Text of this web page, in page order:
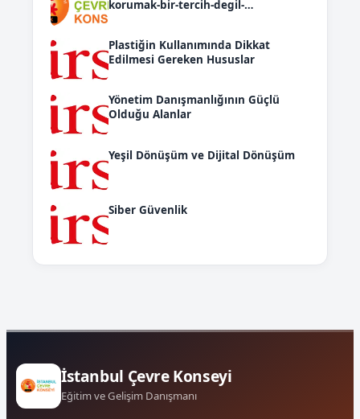
korumak-bir-tercih-degil-
Plastiğin Kullanımında Dikkat
Edilmesi Gereken Hususlar
Yönetim Danışmanlığının Güçlü
Olduğu Alanlar
Yeşil Dönüşüm ve Dijital Dönüşüm
Siber Güvenlik
İstanbul Çevre Konseyi
Eğitim ve Gelişim Danışmanı